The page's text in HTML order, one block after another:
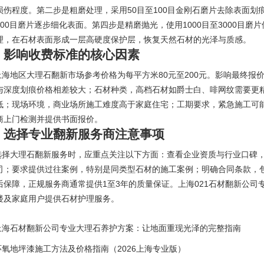
伤程度。第二步是粗磨处理，采用50目至100目金刚石磨片去除表面划
目磨片逐步细化表面。第四步是精磨抛光，使用1000目至3000目磨
，在石材表面形成一层高硬度保护层，恢复天然石材的光泽与质感。
影响收费标准的核心因素
海地区大理石翻新市场参考价格为每平方米80元至200元。影响最终报
深度划痕价格相差较大；石材种类，高档石材如爵士白、啡网纹需要
；现场环境，商业场所施工难度高于家庭住宅；工期要求，紧急施工
上门检测并提供书面报价。
选择专业翻新服务商注意事项
择大理石翻新服务时，应重点关注以下方面：查看企业资质与行业口碑
；要求提供过往案例，特别是同类型石材的施工案例；明确合同条款
保障，正规服务商通常提供1至3年的质量保证。上海021石材翻新公司
及家庭用户提供石材护理服务。
海石材翻新公司专业大理石养护方案：让地面重现光泽的完整指南
氧地坪漆施工方法及价格指南（2026上海专业版）